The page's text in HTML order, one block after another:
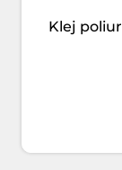
Klej